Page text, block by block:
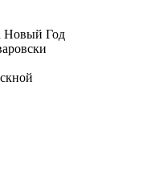
Новый Год